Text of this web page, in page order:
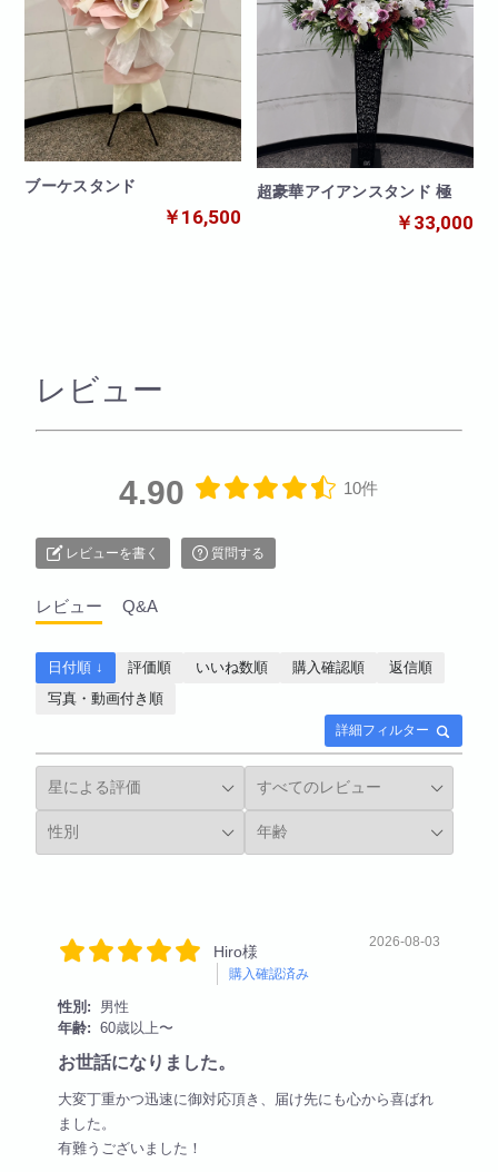
ブーケスタンド
￥16,500
超豪華アイアンスタンド 極
￥33,000
レビュー
4.90 10件
レビューを書く 質問する
レビュー Q&A
詳細フィルター
日付順 ↓ 評価順 いいね数順 購入確認順
返信順
写真・動画付き順
Hiro様
購入確認済み
2026-08-03
性別:
男性
年齢: 60歳以上〜
お世話になりました。
大変丁重かつ迅速に御対応頂き、届け先にも心から喜ばれ
ました。
有難うございました！